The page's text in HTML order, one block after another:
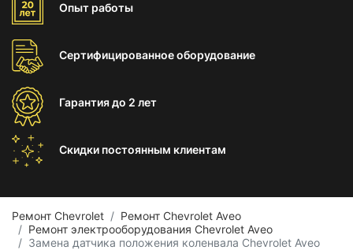
Опыт работы
Сертифицированноеоборудование
Гарантиядо 2 лет
Скидки постоянным клиентам
Ремонт Chevrolet
Ремонт Chevrolet Aveo
Ремонт электрооборудования Chevrolet Aveo
Замена датчика положения коленвала Chevrolet Aveo